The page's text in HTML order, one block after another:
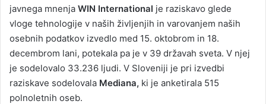
javnega mnenja WIN International je raziskavo glede
vloge tehnologije v naših življenjih in varovanjem naših
osebnih podatkov izvedlo med 15. oktobrom in 18.
decembrom lani, potekala pa je v 39 državah sveta. V njej
je sodelovalo 33.236 ljudi. V Sloveniji je pri izvedbi
raziskave sodelovala Mediana, ki je anketirala 515
polnoletnih oseb.